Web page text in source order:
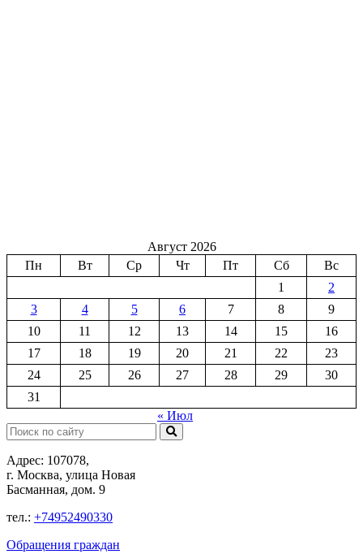
Август 2026
Пн
Вт Ср Чт Пт Сб
Вс
1
2
3
4 5 6 7 8
9
10
11 12 13 14 15
16
17
18 19 20 21 22
23
24
25 26 27 28 29
30
31
« Июл
Поиск:
Адрес: 107078,
г. Москва, улица Новая
Басманная, дом. 9
тел.: +74952490330
Обращения граждан